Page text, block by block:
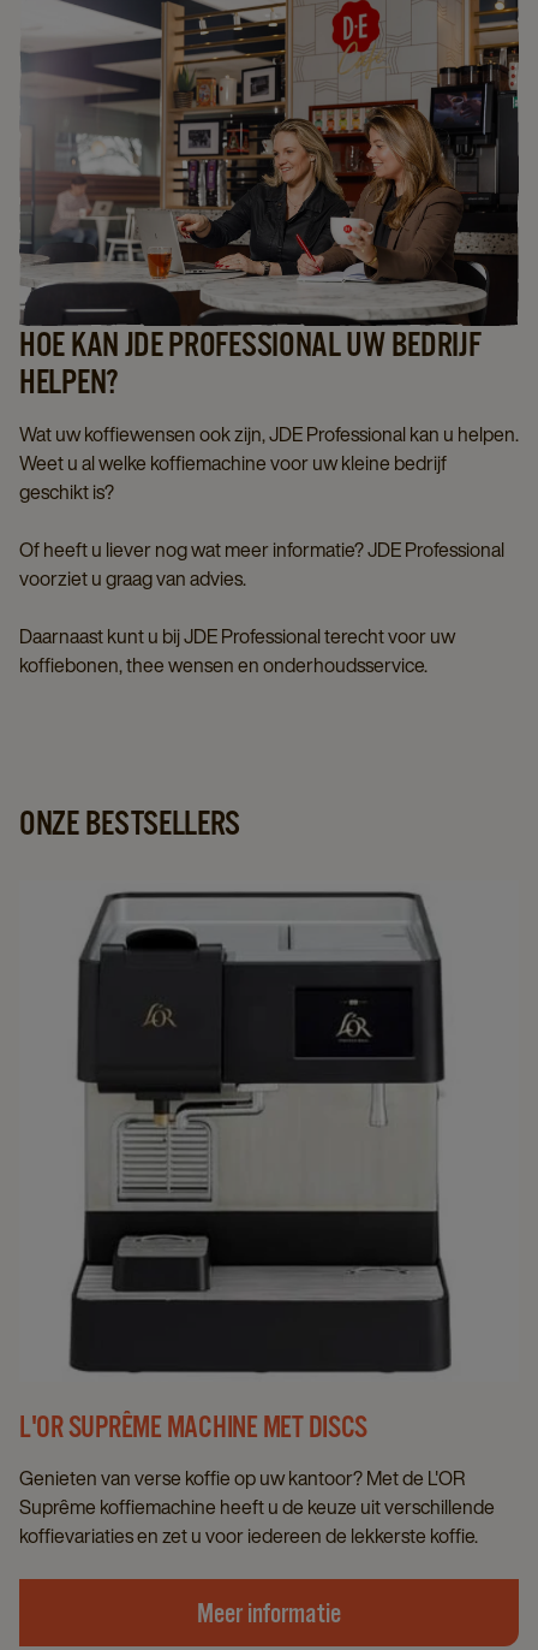
HOE KAN JDE PROFESSIONAL UW BEDRIJF
HELPEN?
Wat uw koffiewensen ook zijn, JDE Professional kan u helpen.
Weet u al welke koffiemachine voor uw kleine bedrijf
geschikt is?
Of heeft u liever nog wat meer informatie? JDE Professional
voorziet u graag van advies.
Daarnaast kunt u bij JDE Professional terecht voor uw
koffiebonen, thee wensen en onderhoudsservice.
ONZE BESTSELLERS
L'OR SUPRÊME MACHINE MET DISCS
Genieten van verse koffie op uw kantoor? Met de L'OR
Suprême koffiemachine heeft u de keuze uit verschillende
koffievariaties en zet u voor iedereen de lekkerste koffie.
Meer informatie